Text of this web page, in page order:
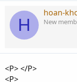
H
hoan-
New
<P> </P>
<P>